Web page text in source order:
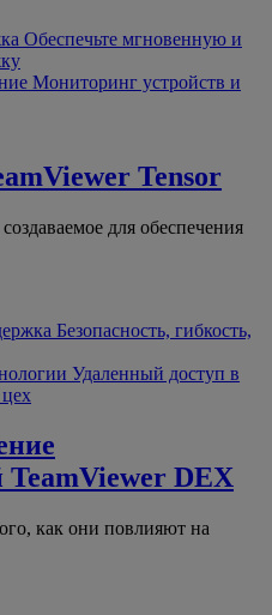
Обеспечьте мгновенную и
Мониторинг устройств и
Tensor
для обеспечения
Безопасность, гибкость,
Удаленный доступ в
TeamViewer DEX
как они повлияют на